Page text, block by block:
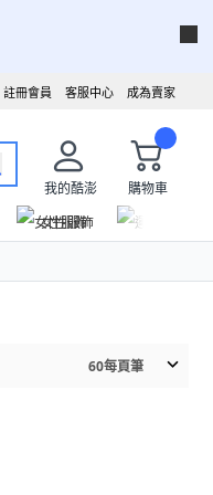
成為賣家
客服中心
註冊會員
我的酷澎
購物車
女性服飾
60每頁筆